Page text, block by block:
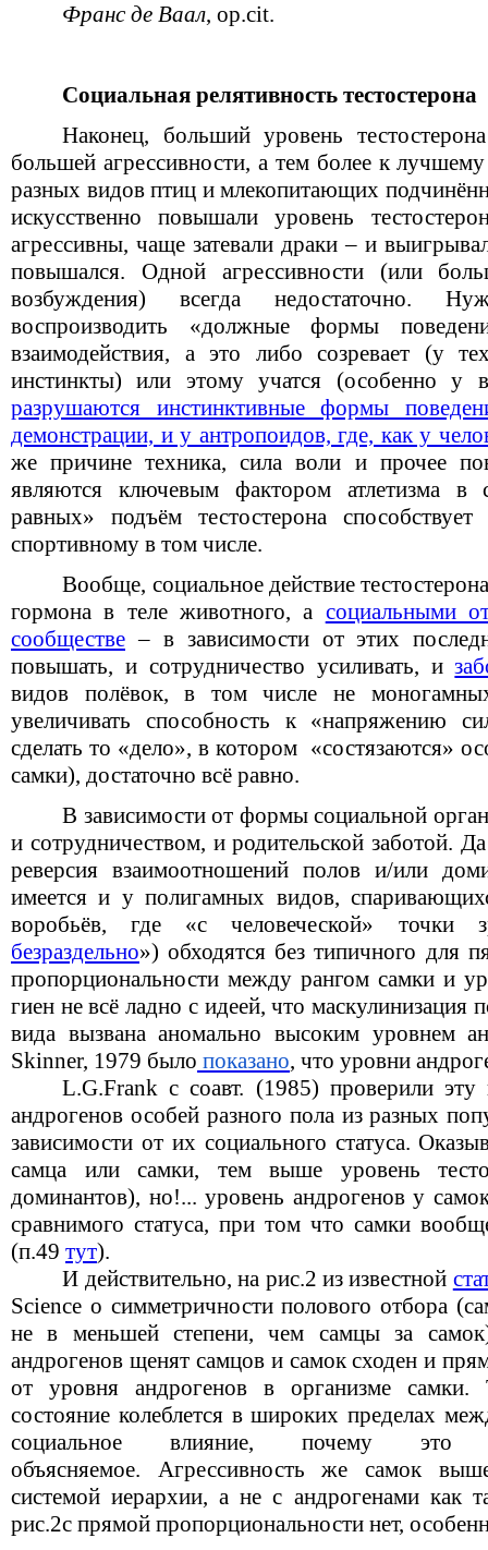
Франс де Ваал,op.cit.
Социальная релятивность тестостерона
Наконец, больший уровень
большей агрессивности, а тем более к
разных видов птиц и млекопитающих
искусственно повышали уровень
агрессивны, чаще затевали драки – и
повышался. Одной агрессивности (или
возбуждения) всегда недостаточно.
воспроизводить «должные формы
взаимодействия, а это либо созревает (у
инстинкты) или этому учатся (особенно
разрушаются инстинктивные формы
демонстрации, и у антропоидов, где, как у
же причине техника, сила воли и прочее
являются ключевым фактором атлетизма в
равных» подъём тестостерона
спортивному в том числе.
Вообще, социальное действие
гормона в теле животного, а социальными
сообществе – в зависимости от этих
повышать, и сотрудничество усиливать, и
видов полёвок, в том числе не
увеличивать способность к «напряжению
сделать то «дело», в котором «состязаются»
самки), достаточно всё равно.
В зависимости от формы социальной
и сотрудничеством, и родительской заботой.
реверсия взаимоотношений полов и/или
имеется и у полигамных видов,
воробьёв, где «с человеческой» точки
безраздельно») обходятся без типичного для
пропорциональности между рангом самки и
гиен не всё ладно с идеей, что маскулинизация
вида вызвана аномально высоким уровнем
Skinner, 1979 было показано, что уровни
L.G.Frank с соавт. (1985) проверили эту
андрогенов особей разного пола из разных
зависимости от их социального статуса.
самца или самки, тем выше уровень
доминантов), но!... уровень андрогенов у
сравнимого статуса, при том что самки
(п.49 тут).
И действительно, на рис.2 из известной
Science о симметричности полового отбора
не в меньшей степени, чем самцы за
андрогенов щенят самцов и самок сходен и
от уровня андрогенов в организме самки.
состояние колеблется в широких пределах
социальное влияние, почему
объясняемое. Агрессивность же самок
системой иерархии, а не с андрогенами как
рис.2с прямой пропорциональности нет,